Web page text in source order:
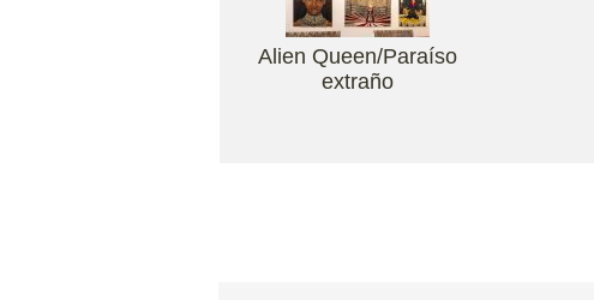
Alien Queen/Paraíso
extraño